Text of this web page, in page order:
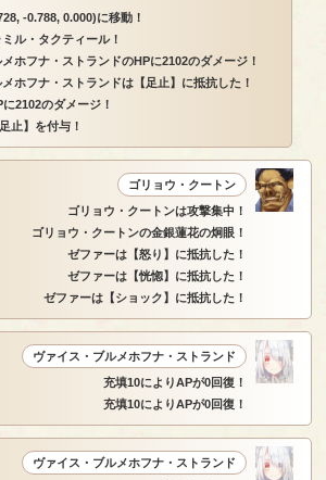
-0.788, 0.000)に移動！
ル・タクティール！
ホフナ・ストランドのHPに2102のダメージ！
ホフナ・ストランドは【足止】に抵抗した！
2102のダメージ！
止】を付与！
ゴリョウ・クートン
ゴリョウ・クートンは攻撃集中！
ゴリョウ・クートンの金銀蓮花の炯眼！
ゼファーは【怒り】に抵抗した！
ゼファーは【恍惚】に抵抗した！
ゼファーは【ショック】に抵抗した！
ヴァイス・ブルメホフナ・ストランド
充填10によりAPが0回復！
充填10によりAPが0回復！
ヴァイス・ブルメホフナ・ストランド